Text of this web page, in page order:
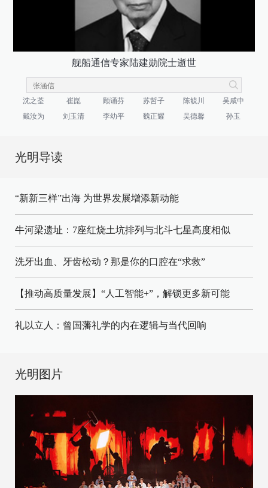
舰船通信专家陆建勋院士逝世
沈之荃 崔崑 顾诵芬 苏哲子 陈毓川
吴咸中
戴汝为
刘玉清 李幼平 魏正耀 吴德馨 孙玉
光明导读
“新新三样”出海 为世界发展增添新动能
牛河梁遗址：7座红烧土坑排列与北斗七星高度相似
洗牙出血、牙齿松动？那是你的口腔在“求救”
【推动高质量发展】“人工智能+”，解锁更多新可能
礼以立人：曾国藩礼学的内在逻辑与当代回响
光明图片